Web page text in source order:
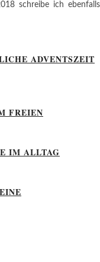
schreibe ich ebenfalls
ADVENTSZEIT
FREIEN
IM ALLTAG